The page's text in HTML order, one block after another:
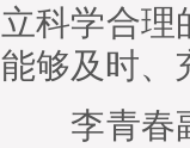
立科学合理
能够及时、
李青春副